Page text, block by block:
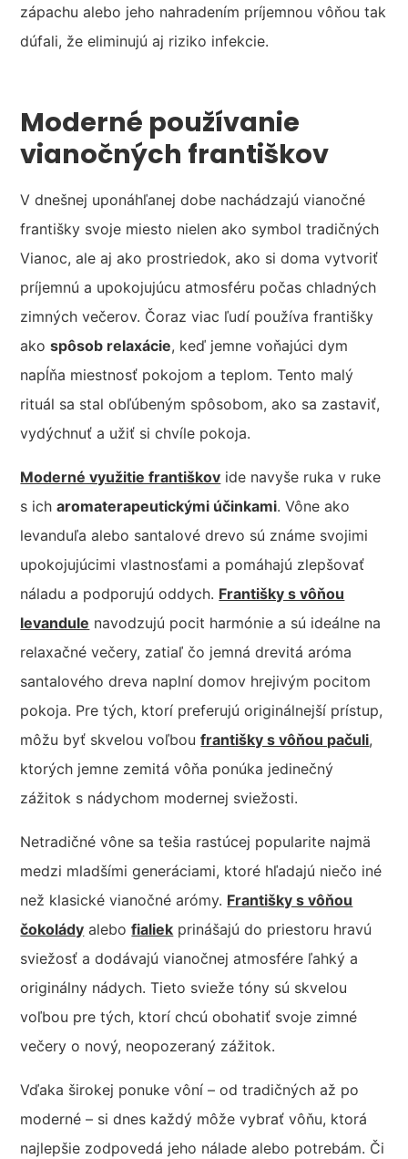
zápachu alebo jeho nahradením príjemnou vôňou tak
dúfali, že eliminujú aj riziko infekcie.
Moderné používanie
vianočných františkov
V dnešnej uponáhľanej dobe nachádzajú vianočné
františky svoje miesto nielen ako symbol tradičných
Vianoc, ale aj ako prostriedok, ako si doma vytvoriť
príjemnú a upokojujúcu atmosféru počas chladných
zimných večerov. Čoraz viac ľudí používa františky
akospôsob relaxácie, keď jemne voňajúci dym
napĺňa miestnosť pokojom a teplom. Tento malý
rituál sa stal obľúbeným spôsobom, ako sa zastaviť,
vydýchnuť a užiť si chvíle pokoja.
Moderné využitie františkov ide navyše ruka v ruke
s icharomaterapeutickými účinkami. Vône ako
levanduľa alebo santalové drevo sú známe svojimi
upokojujúcimi vlastnosťami a pomáhajú zlepšovať
náladu a podporujú oddych. Františky s vôňou
levandule navodzujú pocit harmónie a sú ideálne na
relaxačné večery, zatiaľ čo jemná drevitá aróma
santalového dreva naplní domov hrejivým pocitom
pokoja. Pre tých, ktorí preferujú originálnejší prístup,
môžu byť skvelou voľboufrantišky s vôňou pačuli,
ktorých jemne zemitá vôňa ponúka jedinečný
zážitok s nádychom modernej sviežosti.
Netradičné vône sa tešia rastúcej popularite najmä
medzi mladšími generáciami, ktoré hľadajú niečo iné
než klasické vianočné arómy. Františky s vôňou
čokolády alebofialiek prinášajú do priestoru hravú
sviežosť a dodávajú vianočnej atmosfére ľahký a
originálny nádych. Tieto svieže tóny sú skvelou
voľbou pre tých, ktorí chcú obohatiť svoje zimné
večery o nový, neopozeraný zážitok.
Vďaka širokej ponuke vôní – od tradičných až po
moderné – si dnes každý môže vybrať vôňu, ktorá
najlepšie zodpovedá jeho nálade alebo potrebám. Či